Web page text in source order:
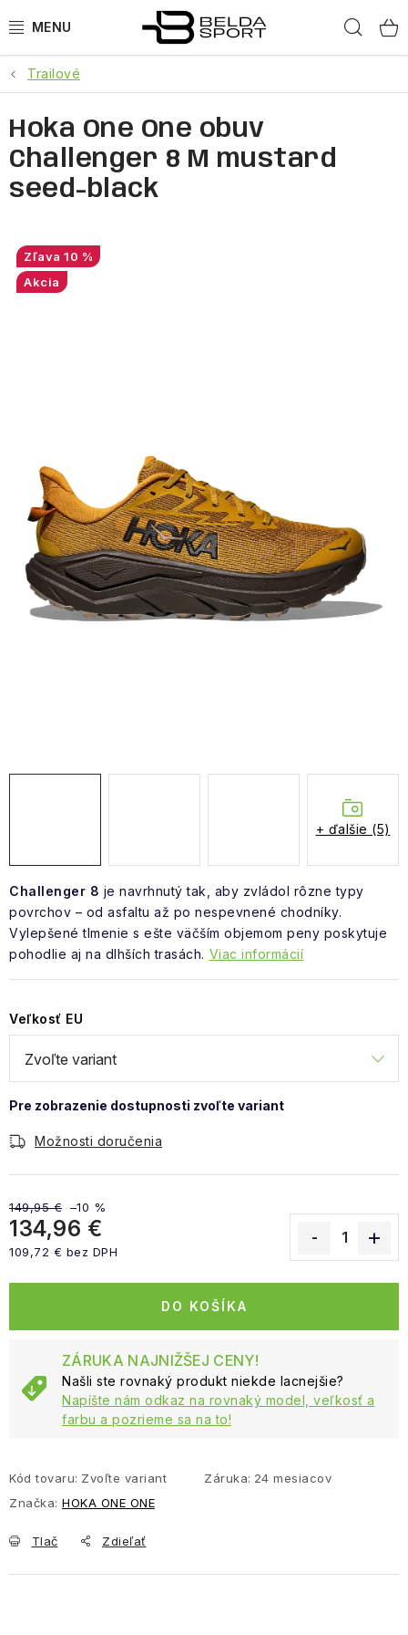
na
ŠPORTY
BEH
OBLEČENIE
ZNAČKY
Vrátenie a výmena Doprava a platba
Blog
Moja objednávka
Trailové
Challenger 8 je navrhnutý tak, aby zvládol rôzne typy
povrchov – od asfaltu až po nespevnené chodníky.
Vylepšené tlmenie s ešte väčším objemom peny poskytuje
pohodlie aj na dlhších trasách. Viac informácií
Veľkosť EU
Možnosti doručenia
149,95 € –10 %
134,96 €
109,72 € bez DPH
DO KOŠÍKA
ZÁRUKA NAJNIŽŠEJ CENY!
Našli ste rovnaký produkt niekde lacnejšie?
Napíšte nám odkaz na rovnaký model, veľkosť a
farbu a pozrieme sa na to!
Kód tovaru: Zvoľte variant Záruka: 24 mesiacov
Značka: HOKA ONE ONE
Tlač Zdieľať
Hoka One One obuv
Challenger 8 M mustard
seed-black
10 %
Akcia
+ ďalšie (5)